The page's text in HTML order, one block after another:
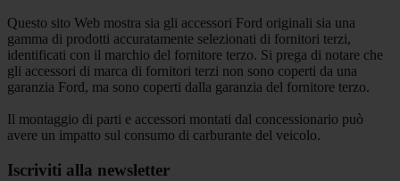
Questo sito Web mostra sia gli accessori Ford originali sia una
gamma di prodotti accuratamente selezionati di fornitori terzi,
identificati con il marchio del fornitore terzo. Si prega di notare che
gli accessori di marca di fornitori terzi non sono coperti da una
garanzia Ford, ma sono coperti dalla garanzia del fornitore terzo.
Il montaggio di parti e accessori montati dal concessionario può
avere un impatto sul consumo di carburante del veicolo.
Iscriviti alla newsletter